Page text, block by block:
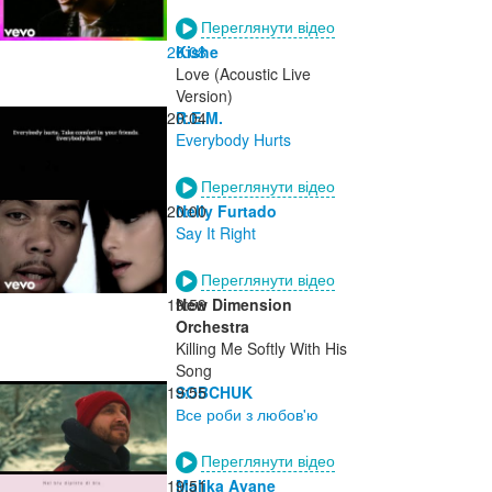
Переглянути відео
20:08
Kishe
Love (Acoustic Live
Version)
20:04
R.E.M.
Everybody Hurts
Переглянути відео
20:00
Nelly Furtado
Say It Right
Переглянути відео
19:59
New Dimension
Orchestra
Killing Me Softly With His
Song
19:55
SOBCHUK
Все роби з любов'ю
Переглянути відео
19:51
Malika Ayane